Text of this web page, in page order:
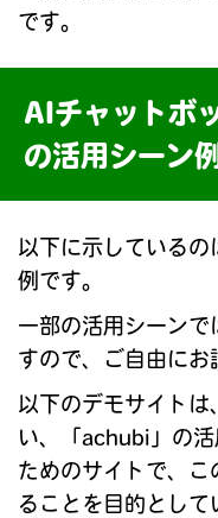
です。
AIチャットボ
の活用シーン
以下に示している
例です。
一部の活用シーンで
すので、ご自由にお
以下のデモサイト
い、「achubi」の
ためのサイトで、こ
ることを目的とし